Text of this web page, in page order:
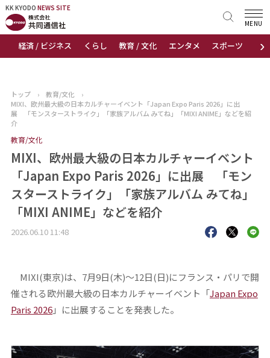
KK KYODO NEWS SITE
›
経済 / ビジネス くらし 教育 / 文化 エンタメ スポーツ 地域
MENU
KK KYODONEWS SITE
トップページ
ニュース
おすすめコンテンツ
出版物
会社概要
トップ › 教育/文化
›
MIXI、欧州最大級の日本カルチャーイベント「Japan Expo Paris 2026」に出
展 「モンスターストライク」「家族アルバム みてね」「MIXI ANIME」などを紹
介
教育/文化
MIXI、欧州最大級の日本カルチャーイベント
「Japan Expo Paris 2026」に出展 「モン
スターストライク」「家族アルバム みてね」
「MIXI ANIME」などを紹介
2026.06.10 11:48
MIXI(東京)は、7月9日(木)～12日(日)にフランス・パリで開
催される欧州最大級の日本カルチャーイベント「Japan Expo
Paris 2026」に出展することを発表した。